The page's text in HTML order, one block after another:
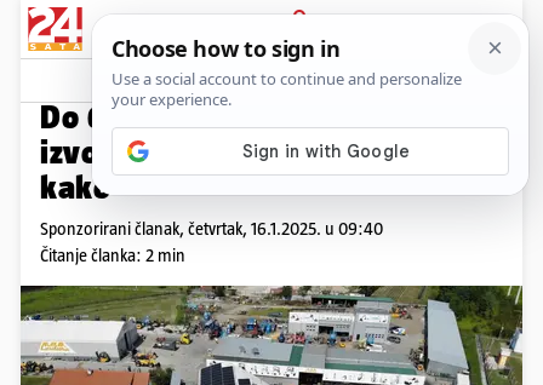
PRIJAVA
Promo sadržaj
Do 60 % energije iz vlastitih
izvora? Viličari Mlakar znaju
kako
Sponzorirani članak, četvrtak, 16.1.2025. u 09:40
Čitanje članka: 2 min